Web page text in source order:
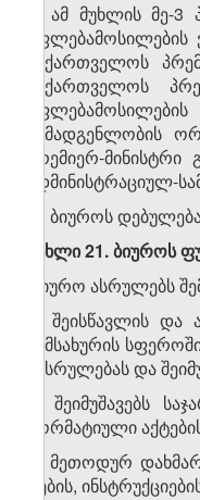
4. ამ მუხლის მე-3
საქართველოს
საქართველოს
შემადგენლობის
პრემიერ-
ადმინისტრაციულ-
5. ბიუროს
მუხლი 21. ბიუროს
ბიურო ასრულებს
ა) შეისწავლის
სამსახურის
შესრულებას და
ბ) შეიმუშავებს
ნორმატიული
გ) მეთოდურ
ტების,